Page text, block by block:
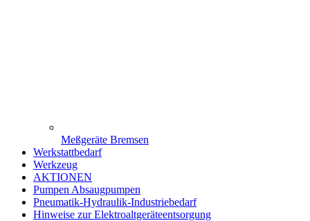
Meßgeräte Bremsen
Werkstattbedarf
Werkzeug
AKTIONEN
Pumpen Absaugpumpen
Pneumatik-Hydraulik-Industriebedarf
Hinweise zur Elektroaltgeräteentsorgung